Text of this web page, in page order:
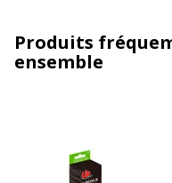
Produits
ensemble